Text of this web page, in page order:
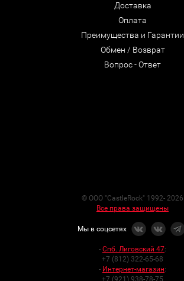
Доставка
Оплата
Преимущества и Гарантии
Обмен / Возврат
Вопрос - Ответ
© ООО "CastleRock" 1992- 2026
Все права защищены
Мы в соцсетях
- Спб. Лиговский 47:
+7 (812) 322-65-68
- Интернет-магазин: